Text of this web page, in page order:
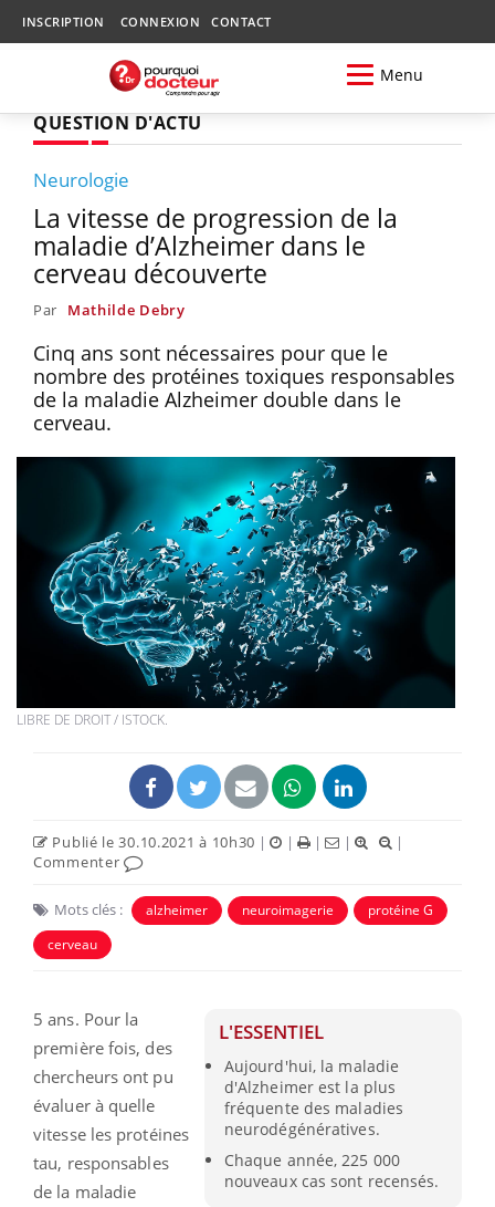
INSCRIPTION CONNEXION CONTACT
Menu
QUESTION D'ACTU
Neurologie
La vitesse de progression de la
maladie d’Alzheimer dans le
cerveau découverte
Par Mathilde Debry
Cinq ans sont nécessaires pour que le
nombre des protéines toxiques responsables
de la maladie Alzheimer double dans le
cerveau.
LIBRE DE DROIT / ISTOCK.
Publié le 30.10.2021 à 10h30 | | | |
|
Commenter
Mots clés : alzheimer neuroimagerie
protéine G
cerveau
L'ESSENTIEL
Aujourd'hui, la maladie
d'Alzheimer est la plus
fréquente des maladies
neurodégénératives.
Chaque année, 225 000
nouveaux cas sont recensés.
5 ans. Pour la
première fois, des
chercheurs ont pu
évaluer à quelle
vitesse les protéines
tau, responsables
de la maladie